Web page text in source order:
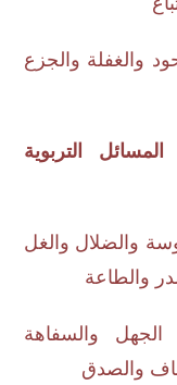
والغفلة والجزع
التربوية
والضلال والغل
والطاعة
والسفاهة
والصدق